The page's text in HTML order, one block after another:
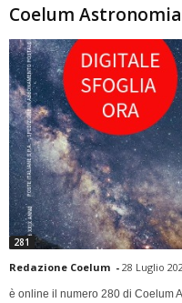
Coelum
281
Redazione Coelum - 28 Luglio
è online il numero 280 di Coelum